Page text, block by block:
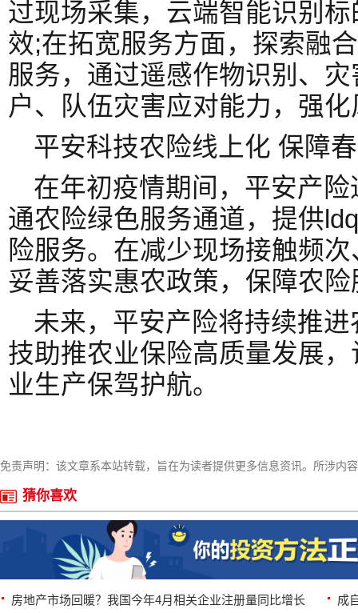
过现场采集，云端智能识别
效;在拓宽服务方面，探索融
服务，通过遥感作物识别、
户、队伍灾害应对能力，强
平安科技农险线上化 保障
在年初疫情期间，平安产
通农险绿色服务通道，提供
险服务。在减少现场接触频
妥善落实惠农政策，保障农
未来，平安产险将持续推
技助推农业保险高质量发展
业生产保驾护航。
免责声明：该文章系本站转载，旨在为读者提供更多信息资讯。所涉内
猜你喜欢
房地产市场回暖？我国今年4月相关企业注册量同比增长
成